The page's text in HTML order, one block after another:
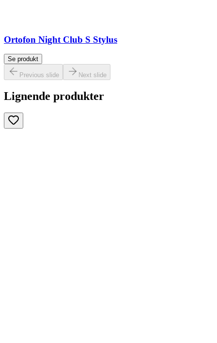
Ortofon Night Club S Stylus
Se produkt
Previous slide Next slide
Lignende produkter